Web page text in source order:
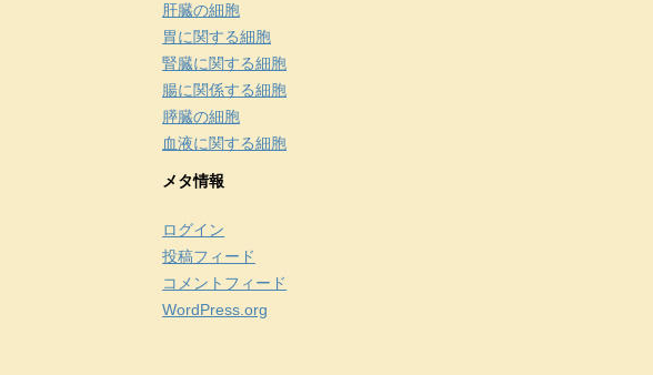
肝臓の細胞
胃に関する細胞
腎臓に関する細胞
腸に関係する細胞
膵臓の細胞
血液に関する細胞
メタ情報
ログイン
投稿フィード
コメントフィード
WordPress.org